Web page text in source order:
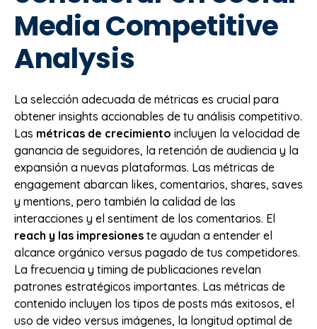
Media Competitive
Analysis
La selección adecuada de métricas es crucial para
obtener insights accionables de tu análisis competitivo.
Las métricas de crecimiento incluyen la velocidad de
ganancia de seguidores, la retención de audiencia y la
expansión a nuevas plataformas. Las métricas de
engagement abarcan likes, comentarios, shares, saves
y mentions, pero también la calidad de las
interacciones y el sentiment de los comentarios. El
reach y las impresiones te ayudan a entender el
alcance orgánico versus pagado de tus competidores.
La frecuencia y timing de publicaciones revelan
patrones estratégicos importantes. Las métricas de
contenido incluyen los tipos de posts más exitosos, el
uso de video versus imágenes, la longitud optimal de